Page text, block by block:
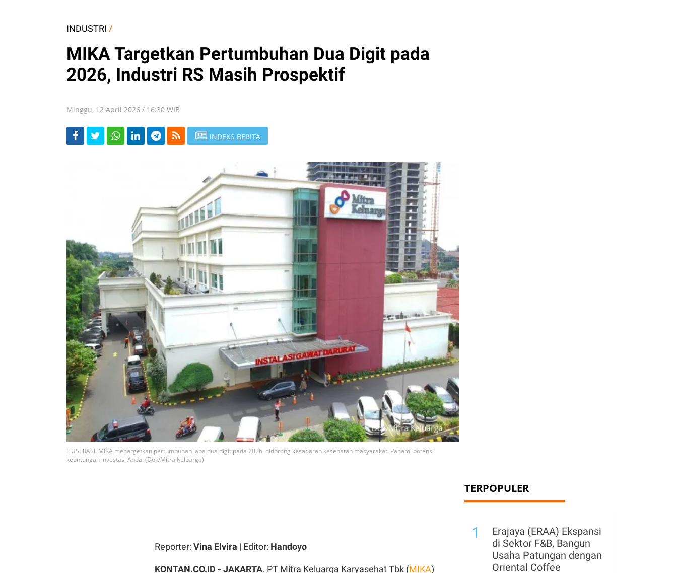
INDUSTRI /
MIKA Targetkan Pertumbuhan Dua Digit pada
2026, Industri RS Masih Prospektif
Minggu, 12 April 2026 / 16:30 WIB
INDEKS BERITA
ILUSTRASI. MIKA menargetkan pertumbuhan laba dua digit pada 2026, didorong kesadaran kesehatan masyarakat. Pahami potensi
keuntungan investasi Anda. (Dok/Mitra Keluarga)
Reporter: Vina Elvira | Editor: Handoyo
KONTAN.CO.ID - JAKARTA. PT Mitra Keluarga Karyasehat Tbk (MIKA)
TERPOPULER
1
Erajaya (ERAA) Ekspansi
di Sektor F&B, Bangun
Usaha Patungan dengan
Oriental Coffee